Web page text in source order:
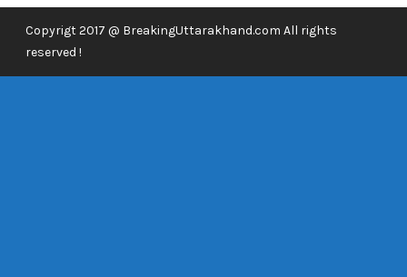
Copyrigt 2017 @ BreakingUttarakhand.com All rights
reserved !